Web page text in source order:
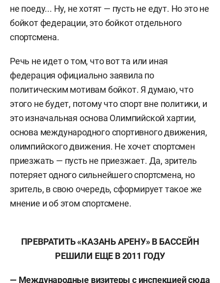
не поеду... Ну, не хотят — пусть не едут. Но это не
бойкот федерации, это бойкот отдельного
спортсмена.
Речь не идет о том, что вот та или иная
федерация официально заявила по
политическим мотивам бойкот. Я думаю, что
этого не будет, потому что спорт вне политики, и
это изначальная основа Олимпийской хартии,
основа международного спортивного движения,
олимпийского движения. Не хочет спортсмен
приезжать — пусть не приезжает. Да, зритель
потеряет одного сильнейшего спортсмена, но
зритель, в свою очередь, сформирует такое же
мнение и об этом спортсмене.
ПРЕВРАТИТЬ «КАЗАНЬ АРЕНУ» В БАССЕЙН
РЕШИЛИ ЕЩЕ В 2011 ГОДУ
— Международные визитеры с инспекцией сюда